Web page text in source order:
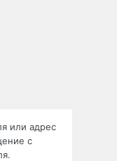
или адрес
с